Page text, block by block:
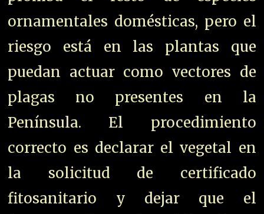
ornamentales domésticas, pero el
riesgo está en las plantas que
puedan actuar como vectores de
plagas no presentes en la
Península. El procedimiento
correcto es declarar el vegetal en
la solicitud de certificado
fitosanitario y dejar que el